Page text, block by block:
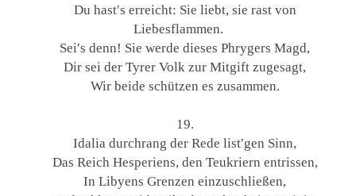
Du hast′s erreicht: Sie liebt, sie rast von
Liebesflammen.
Sei′s denn! Sie werde dieses Phrygers Magd,
Dir sei der Tyrer Volk zur Mitgift zugesagt,
Wir beide schützen es zusammen.
19.
Idalia durchrang der Rede list′gen Sinn,
Das Reich Hesperiens, den Teukriern entrissen,
In Libyens Grenzen einzuschließen,